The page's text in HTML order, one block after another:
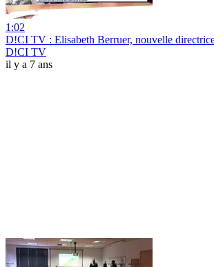
1:02
D!CI TV : Elisabeth Berruer, nouvelle
D!CI TV
il y a 7 ans